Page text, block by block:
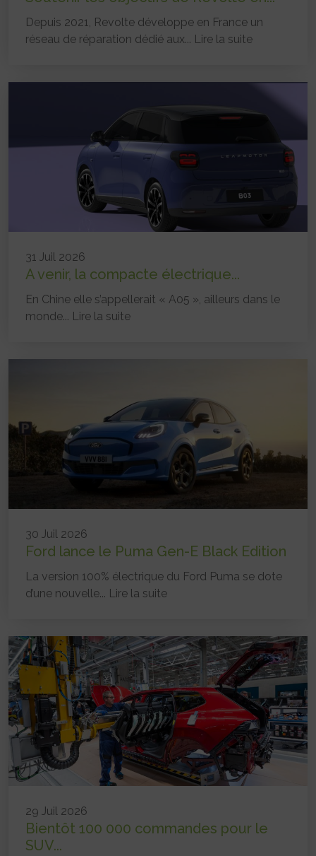
Depuis 2021, Revolte développe en France un
réseau de réparation dédié aux... Lire la suite
31 Juil 2026
A venir, la compacte électrique...
En Chine elle s’appellerait « A05 », ailleurs dans le
monde... Lire la suite
30 Juil 2026
Ford lance le Puma Gen-E Black Edition
La version 100% électrique du Ford Puma se dote
d’une nouvelle... Lire la suite
29 Juil 2026
Bientôt 100 000 commandes pour le
SUV...